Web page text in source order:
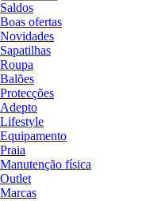
Saldos
Boas ofertas
Novidades
Sapatilhas
Roupa
Balões
Protecções
Adepto
Lifestyle
Equipamento
Praia
Manutenção física
Outlet
Marcas